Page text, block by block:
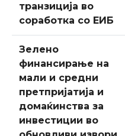
транзиција во
соработка со ЕИБ
Зелено
финансирање на
мали и средни
претпријатија и
домаќинства за
инвестиции во